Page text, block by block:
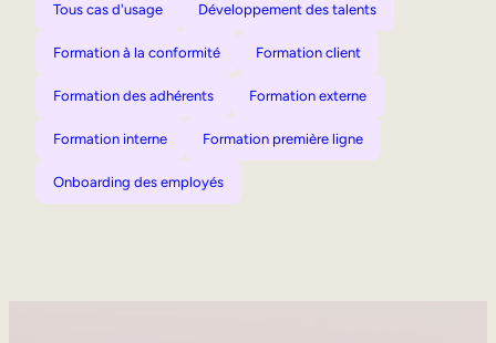
Tous cas d'usage Développement des talents
Formation à la conformité Formation client
Formation des adhérents Formation externe
Formation interne Formation première ligne
Onboarding des employés